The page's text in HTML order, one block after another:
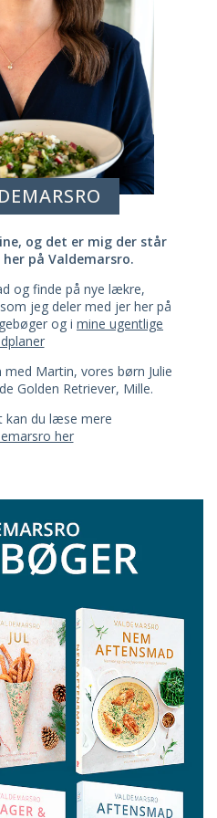
og det er mig der står
på Valdemarsro.
og finde på nye lækre,
jeg deler med jer her på
og i mine ugentlige
med Martin, vores børn Julie
Golden Retriever, Mille.
kan du læse mere
her